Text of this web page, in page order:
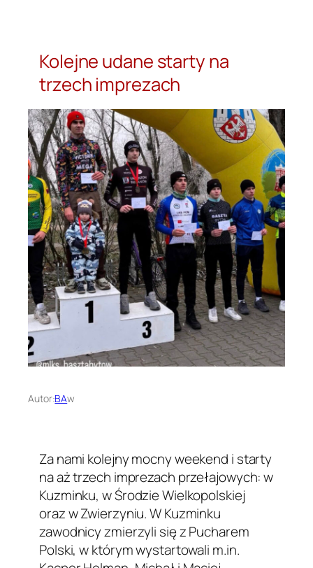
Kolejne udane starty na
trzech imprezach
Autor:BAw
Za nami kolejny mocny weekend i starty
na aż trzech imprezach przełajowych: w
Kuzminku, w Środzie Wielkopolskiej
oraz w Zwierzyniu. W Kuzminku
zawodnicy zmierzyli się z Pucharem
Polski, w którym wystartowali m.in.